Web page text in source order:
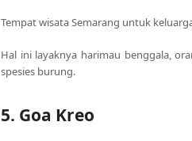
Tempat wisata Semarang untuk
Hal ini layaknya harimau benggala,
spesies burung.
5. Goa Kreo